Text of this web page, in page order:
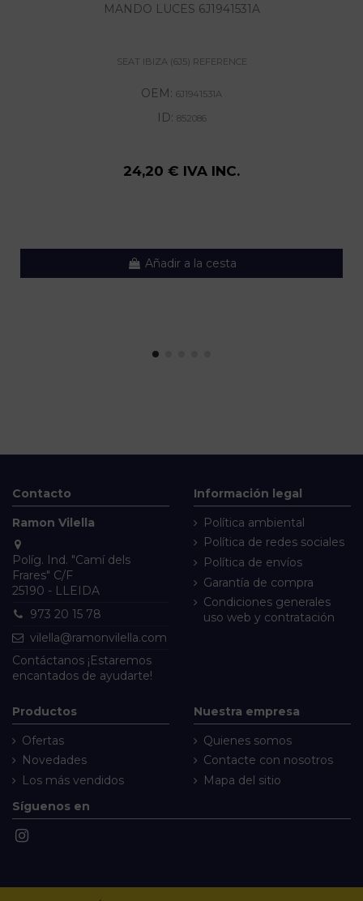
MANDO LUCES 6J1941531A
SEAT IBIZA (6J5) REFERENCE
OEM: 6J1941531A
ID: 852086
24,20 € IVA INC.
Añadir a la cesta
Contacto
Ramon Vilella
Políg. Ind. "Camí dels
Frares" C/F
25190 - LLEIDA
973 20 15 78
vilella@ramonvilella.com
Contáctanos ¡Estaremos
encantados de ayudarte!
Información legal
Política ambiental
Política de redes sociales
Política de envíos
Garantía de compra
Condiciones generales
uso web y contratación
Productos
Ofertas
Novedades
Los más vendidos
Nuestra empresa
Quienes somos
Contacte con nosotros
Mapa del sitio
Síguenos en